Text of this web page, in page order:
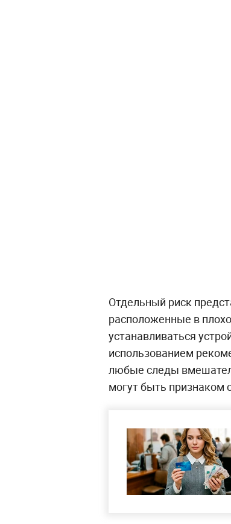
Отдельный риск
расположенные в
устанавливаться
использованием
любые следы
могут быть признаком